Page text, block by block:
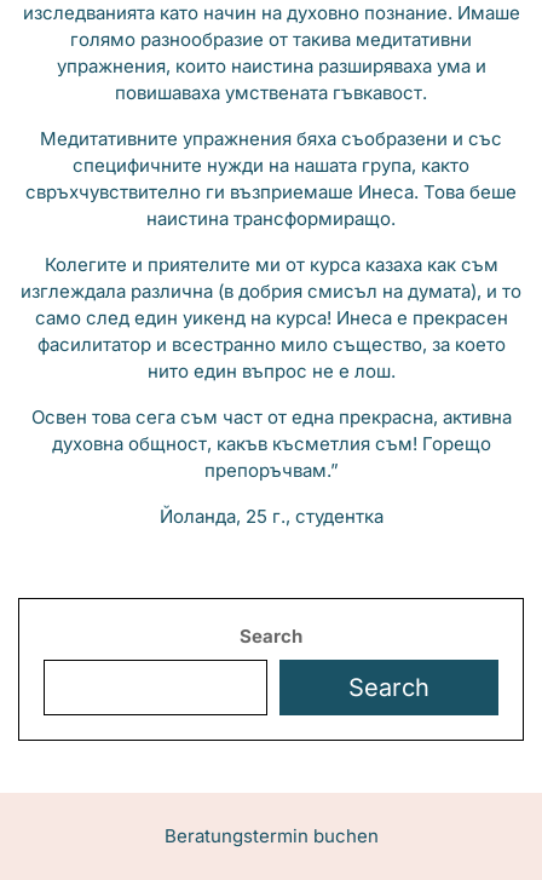
изследванията като начин на духовно познание. Имаше
голямо разнообразие от такива медитативни
упражнения, които наистина разширяваха ума и
повишаваха умствената гъвкавост.
Медитативните упражнения бяха съобразени и със
специфичните нужди на нашата група, както
свръхчувствително ги възприемаше Инеса. Това беше
наистина трансформиращо.
Колегите и приятелите ми от курса казаха как съм
изглеждала различна (в добрия смисъл на думата), и то
само след един уикенд на курса! Инеса е прекрасен
фасилитатор и всестранно мило същество, за което
нито един въпрос не е лош.
Освен това сега съм част от една прекрасна, активна
духовна общност, какъв късметлия съм! Горещо
препоръчвам.”
Йоланда, 25 г., студентка
Search
Search
Beratungstermin buchen